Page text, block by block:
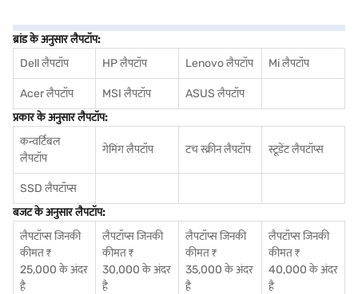
ब्रांड के अनुसार लैपटॉप:
Dell लैपटॉप
HP लैपटॉप Lenovo लैपटॉप Mi लैपटॉप
Acer लैपटॉप MSI लैपटॉप
ASUS लैपटॉप
प्रकार के अनुसार लैपटॉप:
कन्वर्टिबल
लैपटॉप
गेमिंग लैपटॉप टच स्क्रीन लैपटॉप स्टूडेंट लैपटॉप्स
SSD लैपटॉप्स
बजट के अनुसार लैपटॉप:
लैपटॉप्स जिनकी
कीमत ₹
25,000 के अंदर
है
लैपटॉप्स जिनकी
कीमत ₹
30,000 के अंदर
है
लैपटॉप्स जिनकी
कीमत ₹
35,000 के अंदर
है
लैपटॉप्स जिनकी
कीमत ₹
40,000 के अंदर
है